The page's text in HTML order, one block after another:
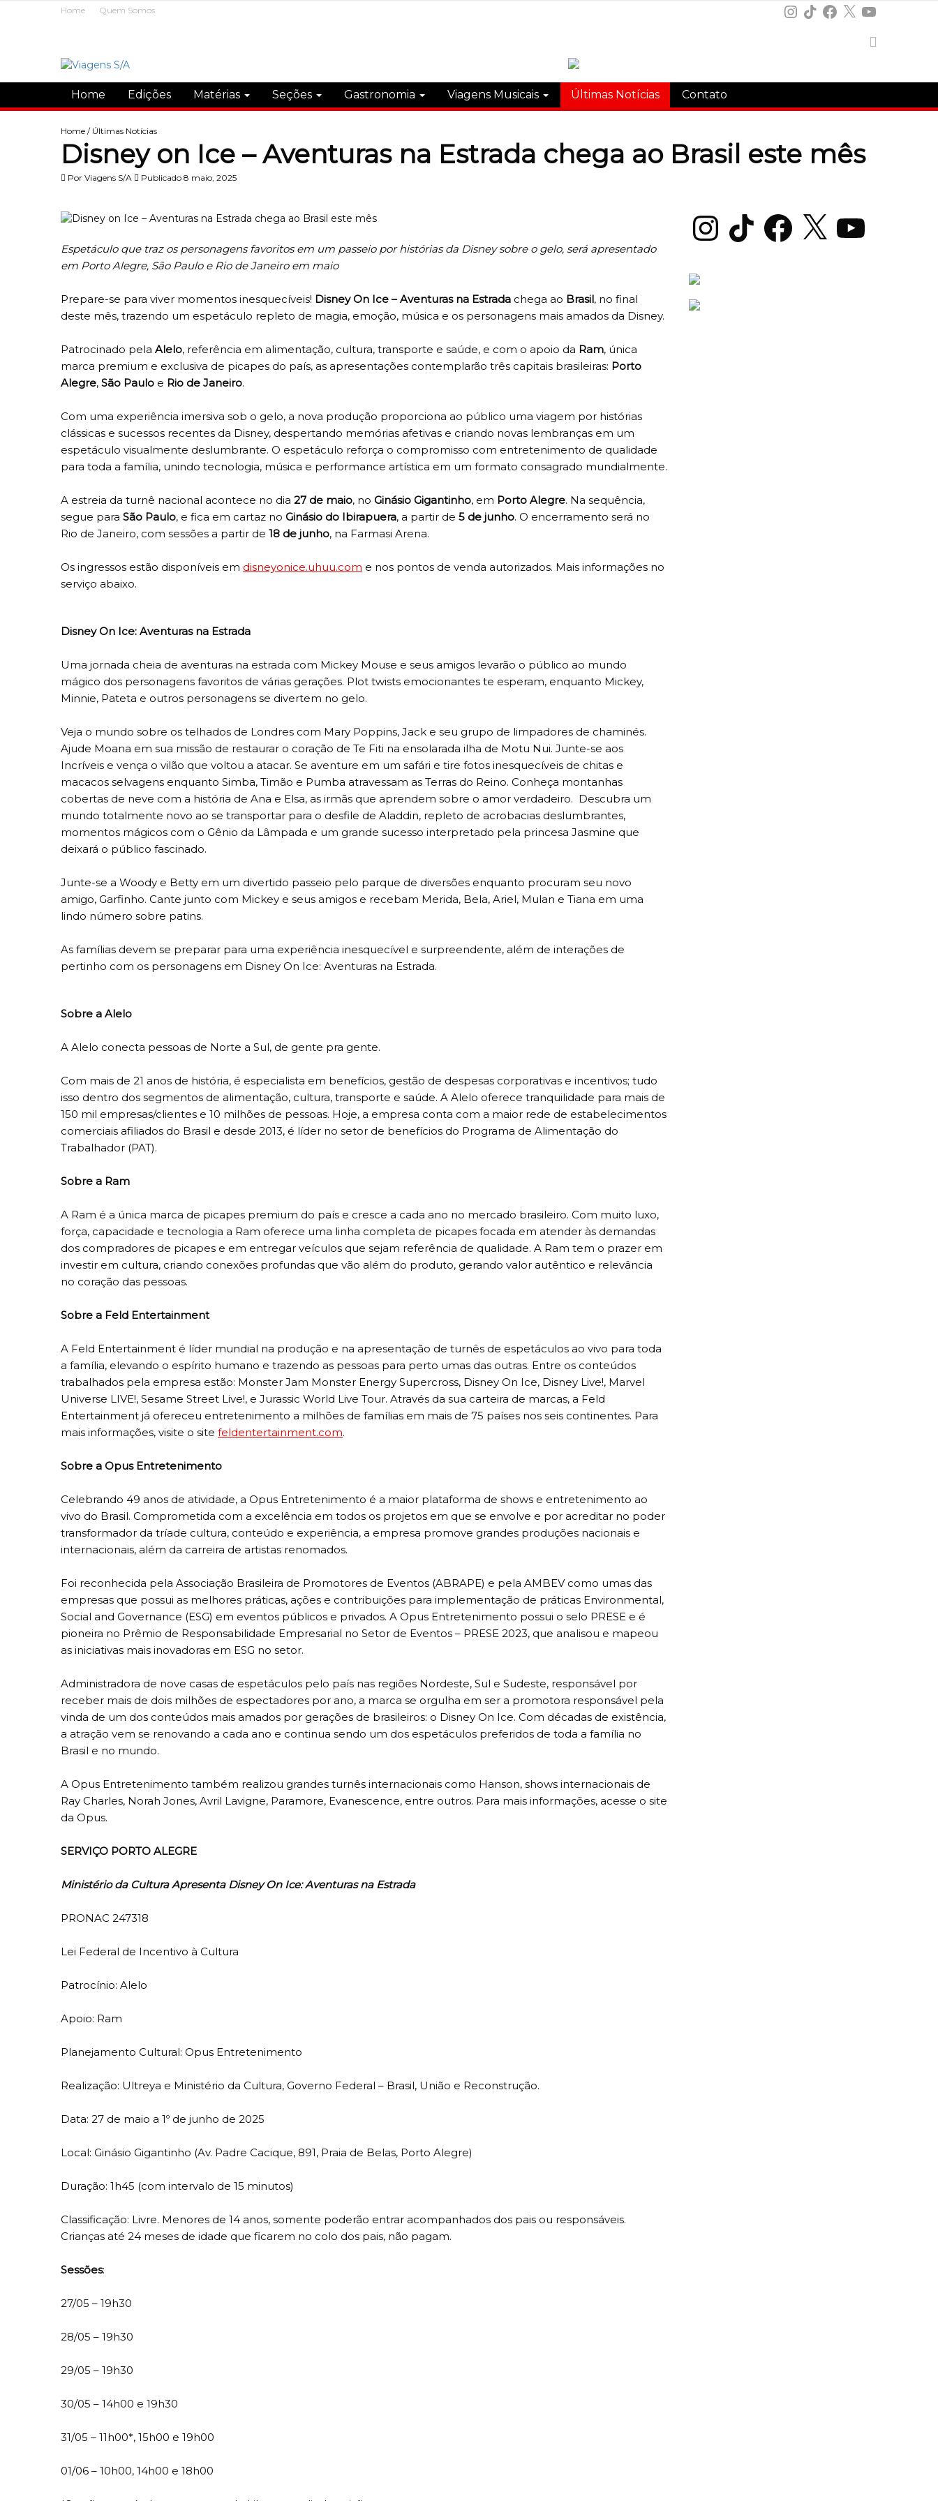
Home Quem Somos Instagram
TikTokFacebook
X YouTube
Home Edições Matérias Seções Gastronomia Viagens Musicais Últimas Notícias Contato
Home / Últimas Notícias
Disney on Ice – Aventuras na Estrada chega ao Brasil este mês
Por Viagens S/A Publicado 8 maio, 2025
Espetáculo que traz os personagens favoritos em um passeio por histórias da Disney sobre o gelo, será apresentado
em Porto Alegre, São Paulo e Rio de Janeiro em maio
Prepare-se para viver momentos inesquecíveis! Disney On Ice – Aventuras na Estrada chega ao Brasil, no final
deste mês, trazendo um espetáculo repleto de magia, emoção, música e os personagens mais amados da Disney.
Patrocinado pela Alelo, referência em alimentação, cultura, transporte e saúde, e com o apoio da Ram, única
marca premium e exclusiva de picapes do país, as apresentações contemplarão três capitais brasileiras: Porto
Alegre, São Paulo e Rio de Janeiro.
Com uma experiência imersiva sob o gelo, a nova produção proporciona ao público uma viagem por histórias
clássicas e sucessos recentes da Disney, despertando memórias afetivas e criando novas lembranças em um
espetáculo visualmente deslumbrante. O espetáculo reforça o compromisso com entretenimento de qualidade
para toda a família, unindo tecnologia, música e performance artística em um formato consagrado mundialmente.
A estreia da turnê nacional acontece no dia 27 de maio, no Ginásio Gigantinho, em Porto Alegre. Na sequência,
segue para São Paulo, e fica em cartaz no Ginásio do Ibirapuera, a partir de 5 de junho. O encerramento será no
Rio de Janeiro, com sessões a partir de 18 de junho, na Farmasi Arena.
Os ingressos estão disponíveis em disneyonice.uhuu.com e nos pontos de venda autorizados. Mais informações no
serviço abaixo.
Disney On Ice: Aventuras na Estrada
Uma jornada cheia de aventuras na estrada com Mickey Mouse e seus amigos levarão o público ao mundo
mágico dos personagens favoritos de várias gerações. Plot twists emocionantes te esperam, enquanto Mickey,
Minnie, Pateta e outros personagens se divertem no gelo.
Veja o mundo sobre os telhados de Londres com Mary Poppins, Jack e seu grupo de limpadores de chaminés.
Ajude Moana em sua missão de restaurar o coração de Te Fiti na ensolarada ilha de Motu Nui. Junte-se aos
Incríveis e vença o vilão que voltou a atacar. Se aventure em um safári e tire fotos inesquecíveis de chitas e
macacos selvagens enquanto Simba, Timão e Pumba atravessam as Terras do Reino. Conheça montanhas
cobertas de neve com a história de Ana e Elsa, as irmãs que aprendem sobre o amor verdadeiro. Descubra um
mundo totalmente novo ao se transportar para o desfile de Aladdin, repleto de acrobacias deslumbrantes,
momentos mágicos com o Gênio da Lâmpada e um grande sucesso interpretado pela princesa Jasmine que
deixará o público fascinado.
Junte-se a Woody e Betty em um divertido passeio pelo parque de diversões enquanto procuram seu novo
amigo, Garfinho. Cante junto com Mickey e seus amigos e recebam Merida, Bela, Ariel, Mulan e Tiana em uma
lindo número sobre patins.
As famílias devem se preparar para uma experiência inesquecível e surpreendente, além de interações de
pertinho com os personagens em Disney On Ice: Aventuras na Estrada.
Sobre a Alelo
A Alelo conecta pessoas de Norte a Sul, de gente pra gente.
Com mais de 21 anos de história, é especialista em benefícios, gestão de despesas corporativas e incentivos; tudo
isso dentro dos segmentos de alimentação, cultura, transporte e saúde. A Alelo oferece tranquilidade para mais de
150 mil empresas/clientes e 10 milhões de pessoas. Hoje, a empresa conta com a maior rede de estabelecimentos
comerciais afiliados do Brasil e desde 2013, é líder no setor de benefícios do Programa de Alimentação do
Trabalhador (PAT).
Sobre a Ram
A Ram é a única marca de picapes premium do país e cresce a cada ano no mercado brasileiro. Com muito luxo,
força, capacidade e tecnologia a Ram oferece uma linha completa de picapes focada em atender às demandas
dos compradores de picapes e em entregar veículos que sejam referência de qualidade. A Ram tem o prazer em
investir em cultura, criando conexões profundas que vão além do produto, gerando valor autêntico e relevância
no coração das pessoas.
Sobre a Feld Entertainment
A Feld Entertainment é líder mundial na produção e na apresentação de turnês de espetáculos ao vivo para toda
a família, elevando o espírito humano e trazendo as pessoas para perto umas das outras. Entre os conteúdos
trabalhados pela empresa estão: Monster Jam Monster Energy Supercross, Disney On Ice, Disney Live!, Marvel
Universe LIVE!, Sesame Street Live!, e Jurassic World Live Tour. Através da sua carteira de marcas, a Feld
Entertainment já ofereceu entretenimento a milhões de famílias em mais de 75 países nos seis continentes. Para
mais informações, visite o site feldentertainment.com.
Sobre a Opus Entretenimento
Celebrando 49 anos de atividade, a Opus Entretenimento é a maior plataforma de shows e entretenimento ao
vivo do Brasil. Comprometida com a excelência em todos os projetos em que se envolve e por acreditar no poder
transformador da tríade cultura, conteúdo e experiência, a empresa promove grandes produções nacionais e
internacionais, além da carreira de artistas renomados.
Foi reconhecida pela Associação Brasileira de Promotores de Eventos (ABRAPE) e pela AMBEV como umas das
empresas que possui as melhores práticas, ações e contribuições para implementação de práticas Environmental,
Social and Governance (ESG) em eventos públicos e privados. A Opus Entretenimento possui o selo PRESE e é
pioneira no Prêmio de Responsabilidade Empresarial no Setor de Eventos – PRESE 2023, que analisou e mapeou
as iniciativas mais inovadoras em ESG no setor.
Administradora de nove casas de espetáculos pelo país nas regiões Nordeste, Sul e Sudeste, responsável por
receber mais de dois milhões de espectadores por ano, a marca se orgulha em ser a promotora responsável pela
vinda de um dos conteúdos mais amados por gerações de brasileiros: o Disney On Ice. Com décadas de existência,
a atração vem se renovando a cada ano e continua sendo um dos espetáculos preferidos de toda a família no
Brasil e no mundo.
A Opus Entretenimento também realizou grandes turnês internacionais como Hanson, shows internacionais de
Ray Charles, Norah Jones, Avril Lavigne, Paramore, Evanescence, entre outros. Para mais informações, acesse o site
da Opus.
SERVIÇO PORTO ALEGRE
Ministério da Cultura Apresenta Disney On Ice: Aventuras na Estrada
PRONAC 247318
Lei Federal de Incentivo à Cultura
Patrocínio: Alelo
Apoio: Ram
Planejamento Cultural: Opus Entretenimento
Realização: Ultreya e Ministério da Cultura, Governo Federal – Brasil, União e Reconstrução.
Data: 27 de maio a 1º de junho de 2025
Local: Ginásio Gigantinho (Av. Padre Cacique, 891, Praia de Belas, Porto Alegre)
Duração: 1h45 (com intervalo de 15 minutos)
Classificação: Livre. Menores de 14 anos, somente poderão entrar acompanhados dos pais ou responsáveis.
Crianças até 24 meses de idade que ficarem no colo dos pais, não pagam.
Sessões:
27/05 – 19h30
28/05 – 19h30
29/05 – 19h30
30/05 – 14h00 e 19h30
31/05 – 11h00*, 15h00 e 19h00
01/06 – 10h00, 14h00 e 18h00
InstagramTikTok Facebook
X YouTube